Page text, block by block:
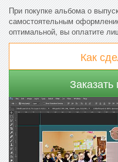
При покупке альбома о
самостоятельным
оптимальной, вы оплатите
Как